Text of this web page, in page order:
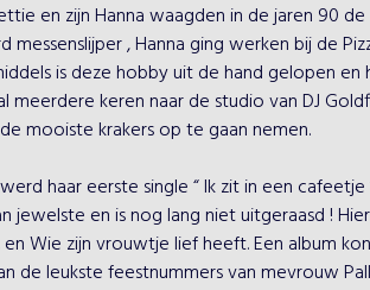
en zijn Hanna waagden in de jaren 90
messenslijper , Hanna ging werken bij de
is deze hobby uit de hand gelopen
meerdere keren naar de studio van DJ
mooiste krakers op te gaan nemen.
haar eerste single “ Ik zit in een
jewelste en is nog lang niet uitgeraasd !
en Wie zijn vrouwtje lief heeft. Een album
de leukste feestnummers van mevrouw